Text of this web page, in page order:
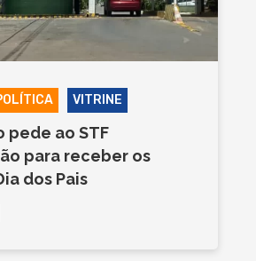
VITRINE
pede ao STF
para receber os
dos Pais